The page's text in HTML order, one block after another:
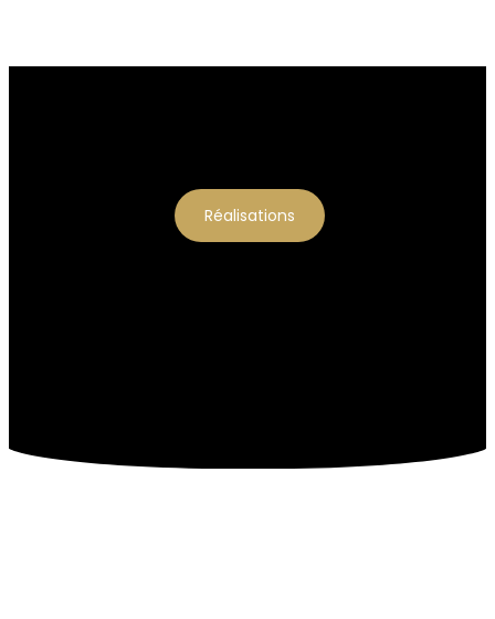
Réalisations